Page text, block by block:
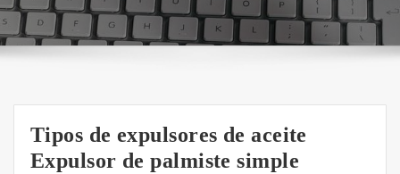
Tipos de expulsores de aceite
Expulsor de palmiste simple